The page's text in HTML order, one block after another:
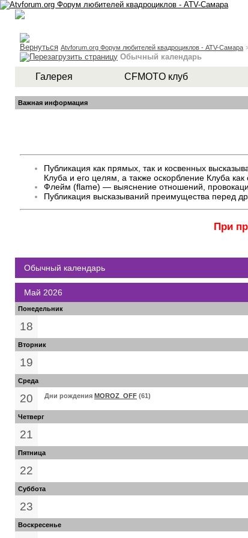
Atvforum.org Форум любителей квадроциклов - ATV-Самара
Обычный календарь
Галерея CFMOTO клуб
Важная информация
Публикация как прямых, так и косвенных
Клуба и его целям, а также оскорбление Клуба
Флейм (flame) — выяснение отношений,
Публикация высказываний преимущества перед
При
Обычный календарь
Май 2026
Понедельник
18
Вторник
19
Среда
20 Дни рождения MOROZ_OFF (61)
Четверг
21
Пятница
22
Суббота
23
Воскресенье